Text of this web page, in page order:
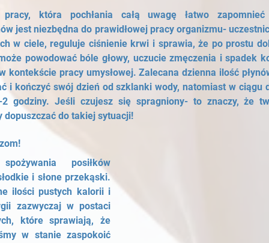
pracy, która pochłania całą uwagę łatwo
jest niezbędna do prawidłowej pracy organizmu-
w ciele, reguluje ciśnienie krwi i sprawia, że po prostu
powodować bóle głowy, uczucie zmęczenia i spadek
kontekście pracy umysłowej. Zalecana dzienna ilość
i kończyć swój dzień od szklanki wody, natomiast w ciągu
godziny. Jeśli czujesz się spragniony- to znaczy, że
dopuszczać do takiej sytuacji!
posiłków
i słone przekąski.
ilości pustych kalorii i
zazwyczaj w postaci
które sprawiają, że
w stanie zaspokoić